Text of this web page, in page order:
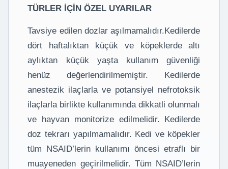
TÜRLER İÇİN ÖZEL UYARILAR
Tavsiye edilen dozlar aşılmamalıdır.Kedilerde
dört haftalıktan küçük ve köpeklerde altı
aylıktan küçük yaşta kullanım güvenliği
henüz değerlendirilmemiştir. Kedilerde
anestezik ilaçlarla ve potansiyel nefrotoksik
ilaçlarla birlikte kullanımında dikkatli olunmalı
ve hayvan monitorize edilmelidir. Kedilerde
doz tekrarı yapılmamalıdır. Kedi ve köpekler
tüm NSAID’lerin kullanımı öncesi etraflı bir
muayeneden geçirilmelidir. Tüm NSAID’lerin